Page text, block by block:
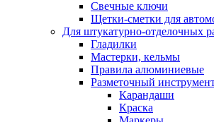
Свечные ключи
Щетки-сметки для
Для штукатурно-отделочных
Гладилки
Мастерки, кельмы
Правила алюминиевые
Разметочный
Карандаши
Краска